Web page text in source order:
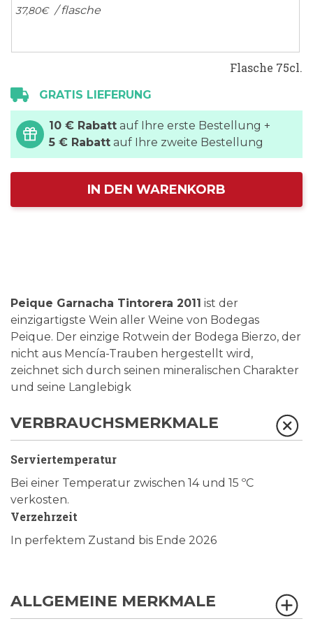
37,80€ / flasche
Flasche 75cl.
GRATIS LIEFERUNG
10 € Rabatt auf Ihre erste Bestellung +
5 € Rabatt auf Ihre zweite Bestellung
IN DEN WARENKORB
Peique Garnacha Tintorera 2011 ist der
einzigartigste Wein aller Weine von Bodegas
Peique. Der einzige Rotwein der Bodega Bierzo, der
nicht aus Mencía-Trauben hergestellt wird,
zeichnet sich durch seinen mineralischen Charakter
und seine Langlebigk
VERBRAUCHSMERKMALE
Serviertemperatur
Bei einer Temperatur zwischen 14 und 15 ºC
verkosten.
Verzehrzeit
In perfektem Zustand bis Ende 2026
ALLGEMEINE MERKMALE